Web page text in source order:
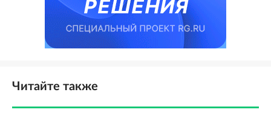
Читайте также